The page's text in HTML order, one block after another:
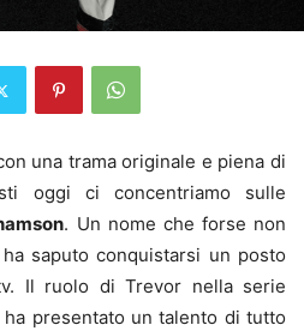
una trama originale e piena di
oggi ci concentriamo sulle
. Un nome che forse non
saputo conquistarsi un posto
Il ruolo di Trevor nella serie
ha presentato un talento di tutto